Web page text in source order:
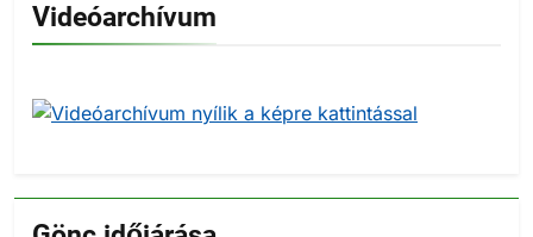
Videóarchívum